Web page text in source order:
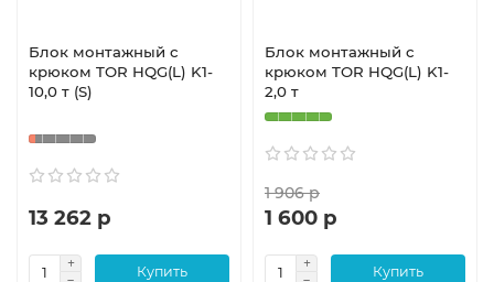
Блок монтажный с
крюком TOR HQG(L) K1-
10,0 т (S)
13 262 р
Купить
Блок монтажный с
крюком TOR HQG(L) K1-
2,0 т
1 906 р
1 600 р
Купить